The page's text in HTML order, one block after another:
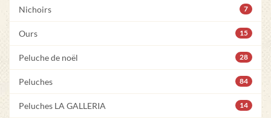
Nichoirs 7
Ours 15
Peluche de noël 28
Peluches 84
Peluches LA GALLERIA 14